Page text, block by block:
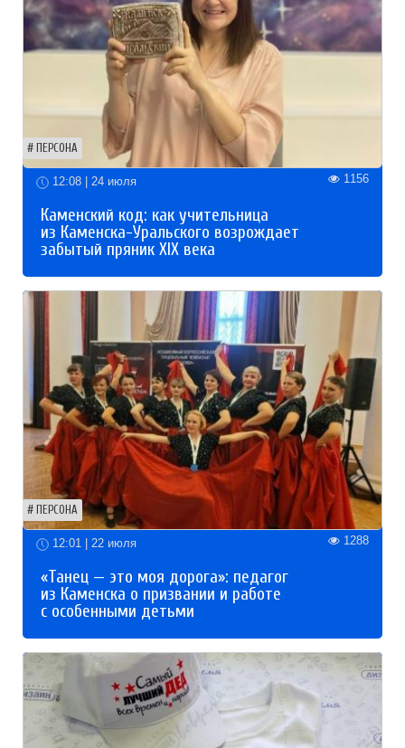
ПЕРСОНА
12:08 | 24 июля 1156
Каменский код: как учительница
из Каменска-Уральского возрождает
забытый пряник XIX века
ПЕРСОНА
12:01 | 22 июля 1288
«Танец — это моя дорога»: педагог
из Каменска о призвании и работе
с особенными детьми